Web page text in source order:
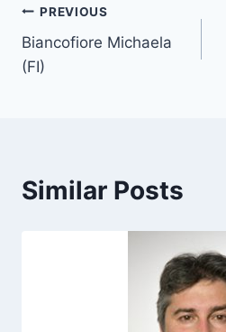
T
a
g
Post
navigation
PREVIOUS
Biancofiore Michaela
(FI)
Similar Posts